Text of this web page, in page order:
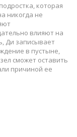
которая
никогда не
влияют на
Ди записывает
в пустыне,
сможет оставить
причиной ее